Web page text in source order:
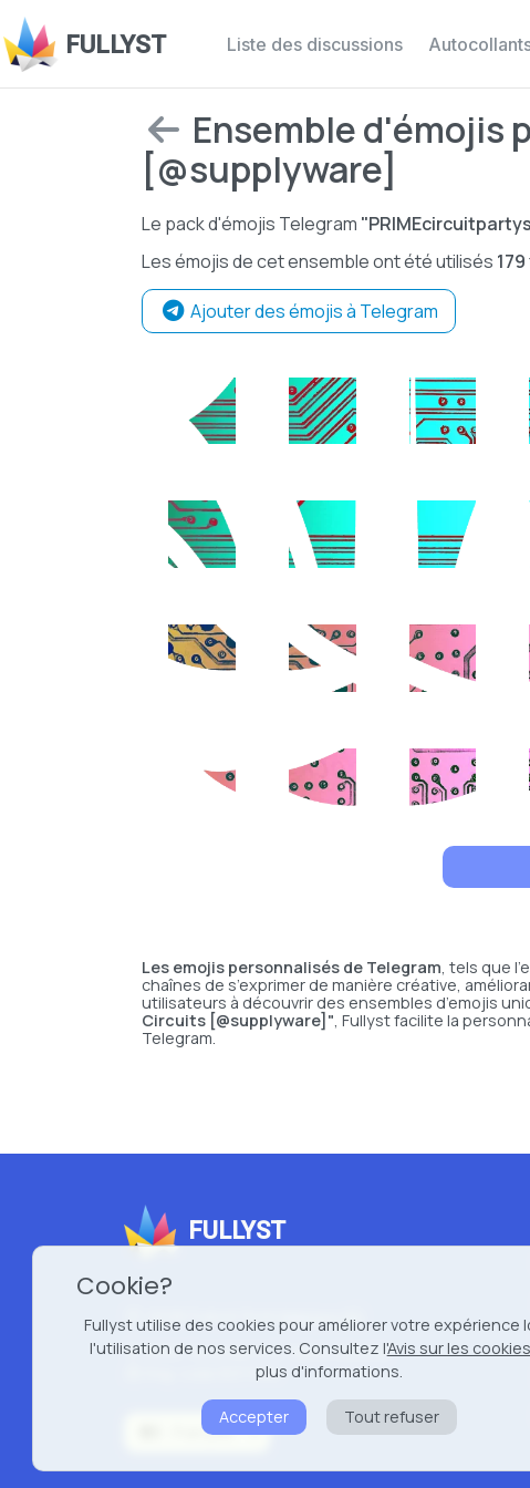
FULLYST Liste des discussions
Ensemble d'émojis
[@supplyware]
Le pack d'émojis Telegram
Les émojis de cet ensemble ont été utilisés 179
Ajouter des émojis à Telegram
Les emojis personnalisés de Telegram, tels que
chaînes de s’exprimer de manière créative,
utilisateurs à découvrir des ensembles d’emojis
Circuits [@supplyware]", Fullyst facilite la
Telegram.
FULLYST
2026 Fullyst from Improvy OÜ
10145, Tornimäe tn 5, Tallinn, Estonia
Reg. code 16377480
Français
Cookie?
Fullyst utilise des cookies pour améliorer votre expérience
l'utilisation de nos services. Consultez l'Avis sur les cookies
plus d'informations.
Accepter Tout refuser